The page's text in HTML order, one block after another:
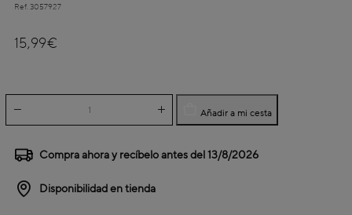
Ref. 3057927
15,99€
Añadir a mi cesta
Compra ahora y recíbelo antes del13/8/2026
Disponibilidad en tienda